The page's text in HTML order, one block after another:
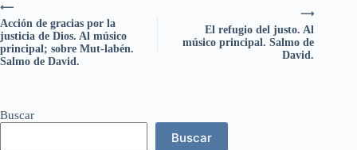
⟶
El refugio del justo. Al
músico principal. Salmo de
David.
⟵
Acción de gracias por la
justicia de Dios. Al músico
principal; sobre Mut-labén.
Salmo de David.
Buscar
Buscar